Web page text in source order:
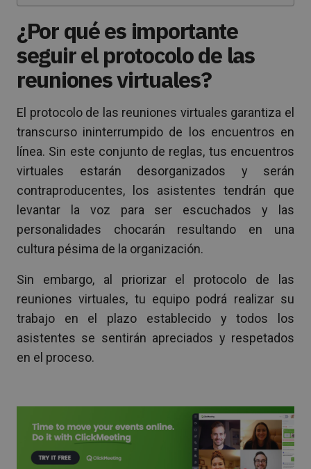
¿Por qué es importante
seguir el protocolo de las
reuniones virtuales?
El protocolo de las reuniones virtuales garantiza el
transcurso ininterrumpido de los encuentros en
línea. Sin este conjunto de reglas, tus encuentros
virtuales estarán desorganizados y serán
contraproducentes, los asistentes tendrán que
levantar la voz para ser escuchados y las
personalidades chocarán resultando en una
cultura pésima de la organización.
Sin embargo, al priorizar el protocolo de las
reuniones virtuales, tu equipo podrá realizar su
trabajo en el plazo establecido y todos los
asistentes se sentirán apreciados y respetados
en el proceso.